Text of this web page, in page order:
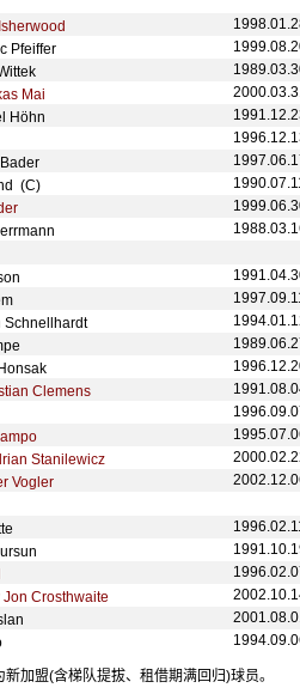
Pfeiffer
Mai
Höhn
(C)
Schnellhardt
Clemens
Stanilewicz
Vogler
Jon Crosthwaite
新加盟(含梯队提拔、租借期满回归)球员。